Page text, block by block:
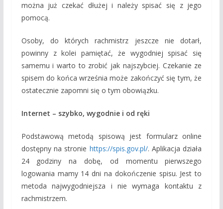
można już czekać dłużej i należy spisać się z jego
pomocą.
Osoby, do których rachmistrz jeszcze nie dotarł,
powinny z kolei pamiętać, że wygodniej spisać się
samemu i warto to zrobić jak najszybciej. Czekanie ze
spisem do końca września może zakończyć się tym, że
ostatecznie zapomni się o tym obowiązku.
Internet – szybko, wygodnie i od ręki
Podstawową metodą spisową jest formularz online
dostępny na stronie https://spis.gov.pl/. Aplikacja działa
24 godziny na dobę, od momentu pierwszego
logowania mamy 14 dni na dokończenie spisu. Jest to
metoda najwygodniejsza i nie wymaga kontaktu z
rachmistrzem.